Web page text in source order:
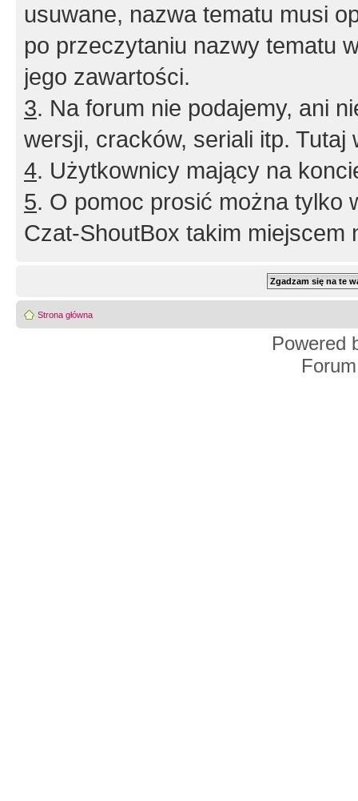
usuwane, nazwa tematu musi
po przeczytaniu nazwy tematu
jego zawartości.
3. Na forum nie podajemy, ani
wersji, cracków, seriali itp. Tutaj
4. Użytkownicy mający na
5. O pomoc prosić można tylko
Czat-ShoutBox takim miejscem
Strona główna
Powered